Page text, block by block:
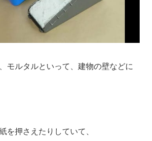
モルタルといって、建物の壁などに
を押さえたりしていて、